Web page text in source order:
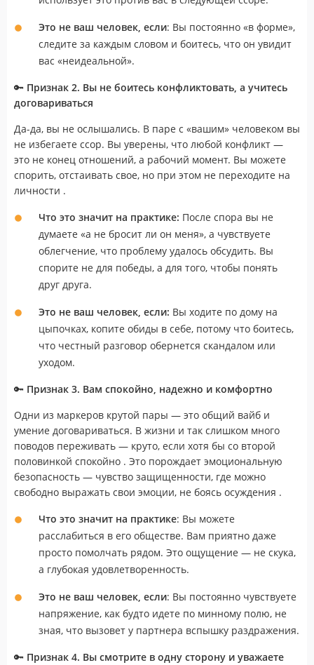
Это не ваш человек, если: Вы постоянно «в форме»,
следите за каждым словом и боитесь, что он увидит
вас «неидеальной».
🔑 Признак 2. Вы не боитесь конфликтовать, а учитесь
договариваться
Да-да, вы не ослышались. В паре с «вашим» человеком вы
не избегаете ссор. Вы уверены, что любой конфликт —
это не конец отношений, а рабочий момент. Вы можете
спорить, отстаивать свое, но при этом не переходите на
личности .
Что это значит на практике: После спора вы не
думаете «а не бросит ли он меня», а чувствуете
облегчение, что проблему удалось обсудить. Вы
спорите не для победы, а для того, чтобы понять
друг друга.
Это не ваш человек, если: Вы ходите по дому на
цыпочках, копите обиды в себе, потому что боитесь,
что честный разговор обернется скандалом или
уходом.
🔑 Признак 3. Вам спокойно, надежно и комфортно
Одни из маркеров крутой пары — это общий вайб и
умение договариваться. В жизни и так слишком много
поводов переживать — круто, если хотя бы со второй
половинкой спокойно . Это порождает эмоциональную
безопасность — чувство защищенности, где можно
свободно выражать свои эмоции, не боясь осуждения .
Что это значит на практике: Вы можете
расслабиться в его обществе. Вам приятно даже
просто помолчать рядом. Это ощущение — не скука,
а глубокая удовлетворенность.
Это не ваш человек, если: Вы постоянно чувствуете
напряжение, как будто идете по минному полю, не
зная, что вызовет у партнера вспышку раздражения.
🔑 Признак 4. Вы смотрите в одну сторону и уважаете